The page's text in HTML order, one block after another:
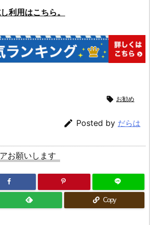
利用はこちら。
 お勧め
 Posted by だらは
お願いします
Copy